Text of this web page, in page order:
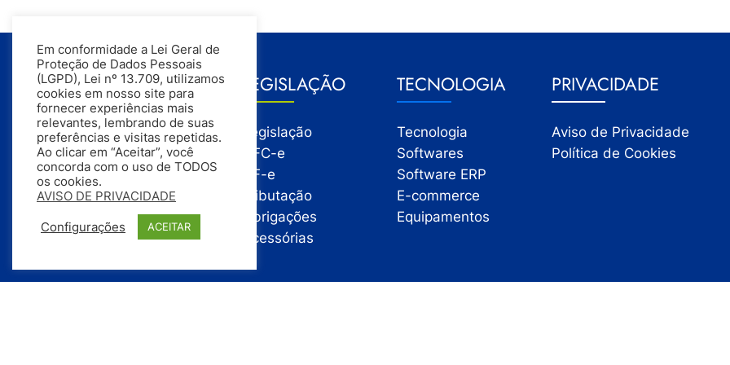
GESTÃO
Gestão
Gestão Financeira
Gestão de Pessoas
Compras
Estoque
Vendas
LEGISLAÇÃO
Legislação
NFC-e
NF-e
Tributação
Obrigações
Acessórias
TECNOLOGIA
Tecnologia
Softwares
Software ERP
E-commerce
Equipamentos
PRIVACIDADE
Aviso de Privacidade
Política de Cookies
Em conformidade a Lei Geral de
Proteção de Dados Pessoais
(LGPD), Lei nº 13.709, utilizamos
cookies em nosso site para
fornecer experiências mais
relevantes, lembrando de suas
preferências e visitas repetidas.
Ao clicar em “Aceitar”, você
concorda com o uso de TODOS
os cookies.
AVISO DE PRIVACIDADE
Configurações ACEITAR